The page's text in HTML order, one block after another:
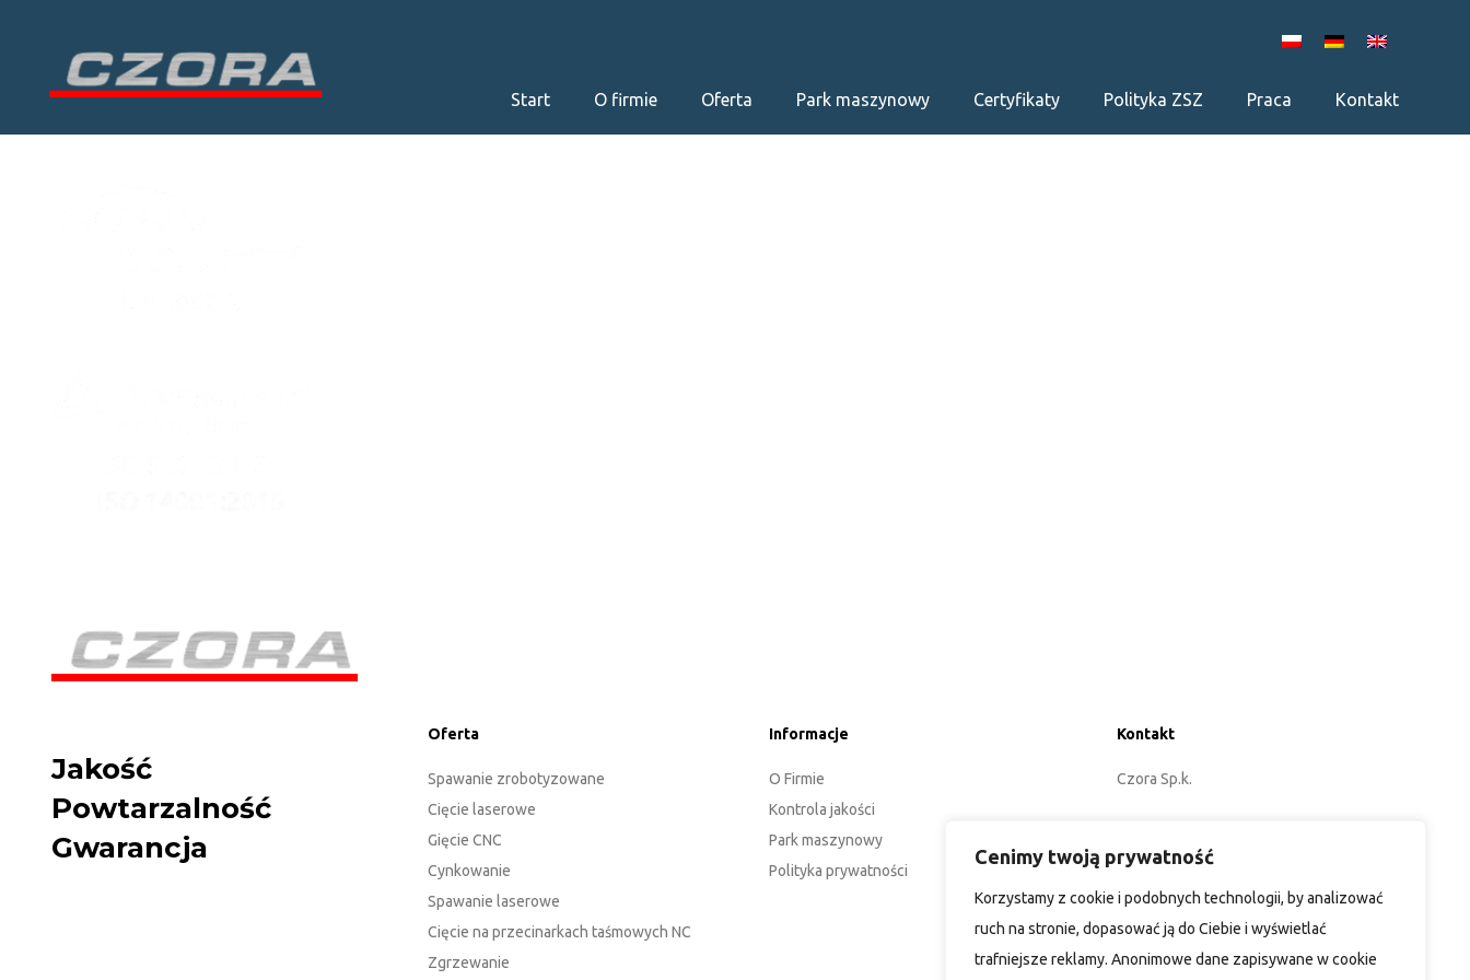
Cenimy twoją prywatność
Korzystamy z cookie i podobnych technologii, by analizować
ruch na stronie, dopasować ją do Ciebie i wyświetlać
trafniejsze reklamy. Anonimowe dane zapisywane w cookie
Start O firmie Oferta Park maszynowy Certyfikaty Polityka ZSZ Praca Kontakt
Jakość
Powtarzalność
Gwarancja
Oferta
Spawanie zrobotyzowane
Cięcie laserowe
Gięcie CNC
Cynkowanie
Spawanie laserowe
Cięcie na przecinarkach taśmowych NC
Zgrzewanie
Informacje
O Firmie
Kontrola jakości
Park maszynowy
Polityka prywatności
Kontakt
Czora Sp.k.
45-920 Opole
POLSKA
+48 77 402 35 76